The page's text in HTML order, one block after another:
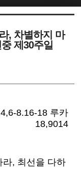
, 차별하지 마
제30주일
8.16-18 루카
18,9014
라, 최선을 다하
5
5